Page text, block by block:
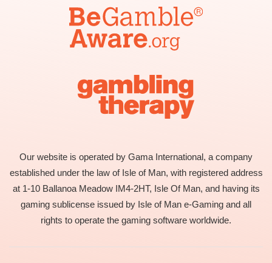
Our website is operated by Gama International, a company
established under the law of Isle of Man, with registered address
at 1-10 Ballanoa Meadow IM4-2HT, Isle Of Man, and having its
gaming sublicense issued by Isle of Man e-Gaming and all
rights to operate the gaming software worldwide.